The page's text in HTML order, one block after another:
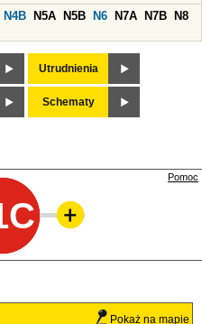
N4B N5A N5B N6 N7A N7B
N8
Utrudnienia
Schematy
Pomoc
Pokaż na mapie